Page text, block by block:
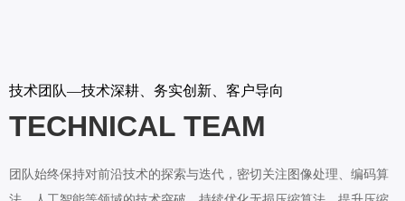
TECHNICAL TEAM
技术团队—技术深耕、务实创新、客户导向
团队始终保持对前沿技术的探索与迭代，密切关注图像处理、编码算